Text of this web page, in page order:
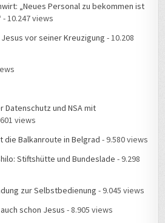
„Neues Personal zu bekommen ist
- 10.247 views
vor seiner Kreuzigung - 10.208
Datenschutz und NSA mit
views
die Balkanroute in Belgrad - 9.580 views
Stiftshütte und Bundeslade - 9.298
zur Selbstbedienung - 9.045 views
schon Jesus - 8.905 views